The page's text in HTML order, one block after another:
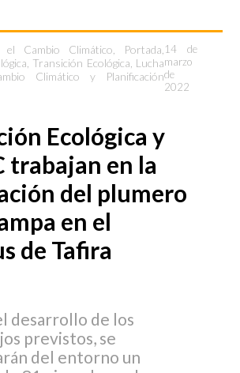
Cambio Climático Portada
Transición Ecológica, Lucha
Climático y Planificación
14 de
marzo
de
2022
Ecológica y
trabajan en la
del plumero
en el
de Tafira
desarrollo de los
previstos, se
del entorno un